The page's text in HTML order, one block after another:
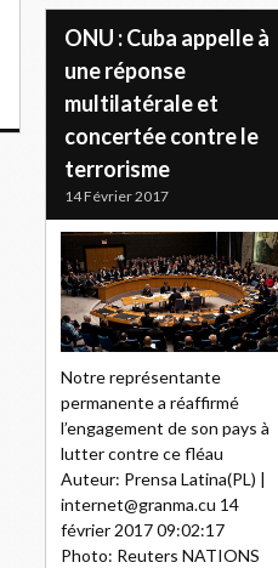
ONU : Cuba appelle à
une réponse
multilatérale et
concertée contre le
terrorisme
14 Février 2017
Notre représentante
permanente a réaffirmé
l’engagement de son pays à
lutter contre ce fléau
Auteur: Prensa Latina(PL) |
internet@granma.cu 14
février 2017 09:02:17
Photo: Reuters NATIONS